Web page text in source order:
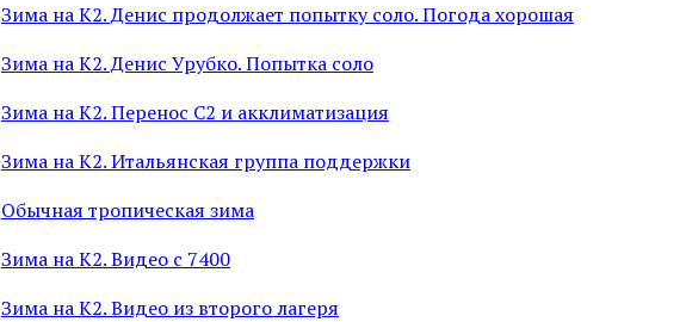
Зима на К2. Денис продолжает попытку соло. Погода хорошая
Зима на К2. Денис Урубко. Попытка соло
Зима на К2. Перенос С2 и акклиматизация
Зима на К2. Итальянская группа поддержки
Обычная тропическая зима
Зима на К2. Видео с 7400
Зима на К2. Видео из второго лагеря